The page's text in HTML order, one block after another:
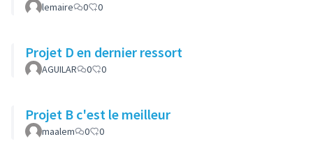
lemaire 0 0
Projet D en dernier ressort
AGUILAR 0 0
Projet B c'est le meilleur
maalem 0 0